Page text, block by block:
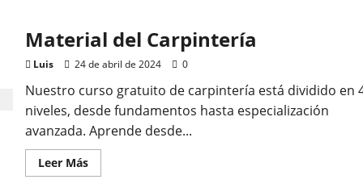
Corte
y
Confección
Material del Carpintería
Luis 24 de abril de 2024 0
Nuestro curso gratuito de carpintería está dividido en
niveles, desde fundamentos hasta especialización
avanzada. Aprende desde...
Leer MásLeer
más